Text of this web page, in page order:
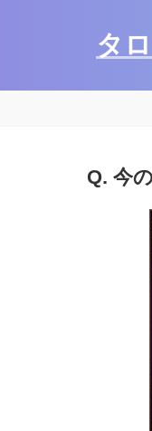
タ
Q. 今